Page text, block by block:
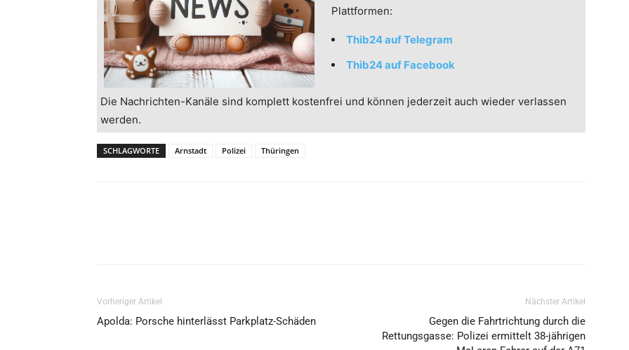
Plattformen:
Thib24 auf Telegram
Thib24 auf Facebook
Die Nachrichten-Kanäle sind komplett kostenfrei und können jederzeit auch wieder verlassen
werden.
SCHLAGWORTE Arnstadt Polizei Thüringen
Vorheriger Artikel
Apolda: Porsche hinterlässt Parkplatz-Schäden
Nächster Artikel
Gegen die Fahrtrichtung durch die
Rettungsgasse: Polizei ermittelt 38-jährigen